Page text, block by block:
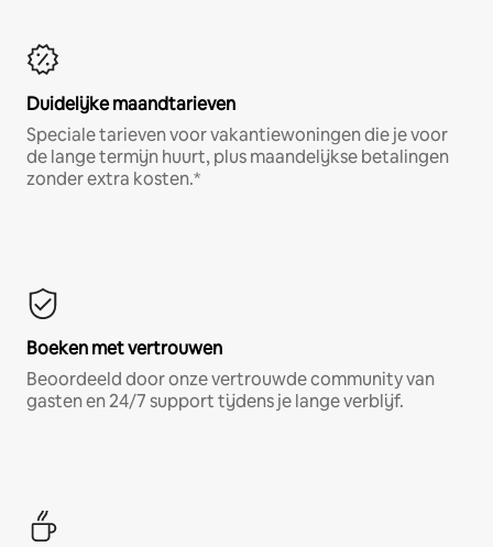
Duidelijke maandtarieven
Speciale tarieven voor vakantiewoningen die je voor
de lange termijn huurt, plus maandelijkse betalingen
zonder extra kosten.*
Boeken met vertrouwen
Beoordeeld door onze vertrouwde community van
gasten en 24/7 support tijdens je lange verblijf.